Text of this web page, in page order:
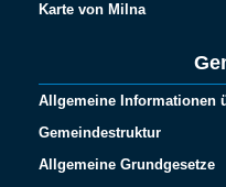
Karte von Milna
Allgemeine Informationen
Gemeindestruktur
Allgemeine Grundgesetze